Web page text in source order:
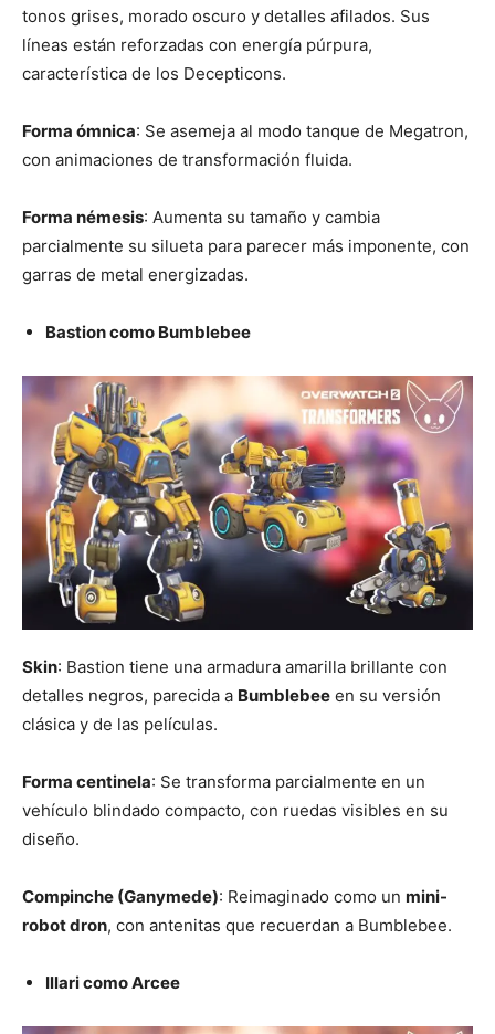
tonos grises, morado oscuro y detalles afilados. Sus
líneas están reforzadas con energía púrpura,
característica de los Decepticons.
Forma ómnica: Se asemeja al modo tanque de Megatron,
con animaciones de transformación fluida.
Forma némesis: Aumenta su tamaño y cambia
parcialmente su silueta para parecer más imponente, con
garras de metal energizadas.
Bastion como Bumblebee
Skin: Bastion tiene una armadura amarilla brillante con
detalles negros, parecida a Bumblebee en su versión
clásica y de las películas.
Forma centinela: Se transforma parcialmente en un
vehículo blindado compacto, con ruedas visibles en su
diseño.
Compinche (Ganymede): Reimaginado como un mini-
robot dron, con antenitas que recuerdan a Bumblebee.
Illari como Arcee